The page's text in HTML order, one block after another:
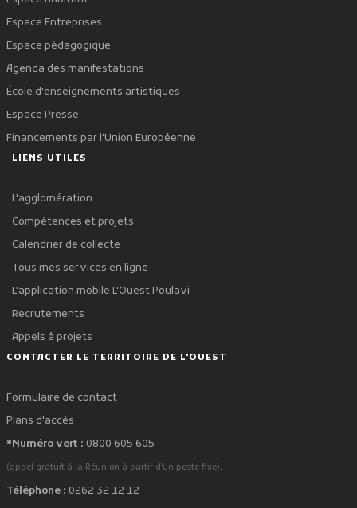
Espace Entreprises
Espace pédagogique
Agenda des manifestations
École d'enseignements artistiques
Espace Presse
Financements par l'Union Européenne
LIENS UTILES
L'agglomération
Compétences et projets
Calendrier de collecte
Tous mes services en ligne
L'application mobile L'Ouest Poulavi
Recrutements
Appels à projets
CONTACTER LE TERRITOIRE DE L'OUEST
Formulaire de contact
Plans d'accès
*Numéro vert : 0800 605 605
(appel gratuit à la Réunion à partir d'un poste fixe).
Téléphone : 0262 32 12 12